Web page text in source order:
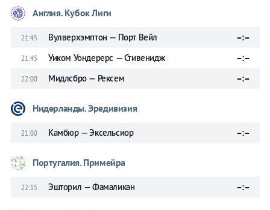
Англия. Кубок Лиги
21:45 Вулверхэмптон — Порт Вейл –:–
21:45 Уиком Уондерерс — Стивенидж –:–
22:00 Мидлсбро — Рексем –:–
Нидерланды. Эредивизия
21:00 Камбюр — Эксельсиор –:–
Португалия. Примейра
22:15 Эшторил — Фамаликан –:–